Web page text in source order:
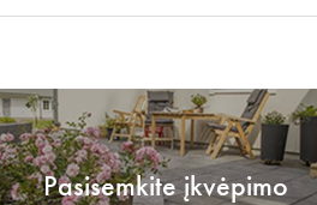
Pasisemkite įkvėpimo